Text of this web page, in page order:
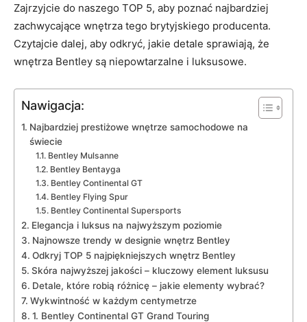
Zajrzyjcie do naszego TOP 5, aby poznać najbardziej
zachwycające wnętrza tego brytyjskiego producenta.
‌Czytajcie dalej, aby odkryć, jakie detale sprawiają,‌ że
wnętrza Bentley‌ są niepowtarzalne i luksusowe.
Nawigacja:
Najbardziej⁤ prestiżowe⁣ wnętrze samochodowe na
⁢świecie
Bentley Mulsanne
Bentley Bentayga
Bentley⁣ Continental‍ GT
Bentley Flying Spur
Bentley Continental Supersports
Elegancja i luksus na najwyższym‌ poziomie
Najnowsze trendy w⁤ designie wnętrz Bentley
Odkryj TOP 5 najpiękniejszych​ wnętrz⁢ Bentley
Skóra najwyższej ​jakości ‍– kluczowy ⁤element ⁤luksusu
Detale, ‍które robią różnicę – jakie elementy ‍wybrać?
Wykwintność ‌w każdym ‍centymetrze
1. Bentley Continental GT Grand ‍Touring